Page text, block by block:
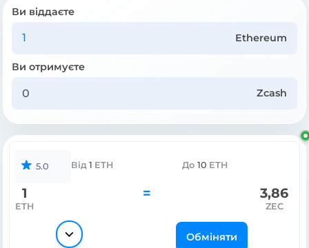
Ви віддаєте
Ethereum
Ви отримуєте
Zcash
5.0 Від 1 ETH До 10 ETH
1
ETH
= 3,86
ZEC
Обміняти